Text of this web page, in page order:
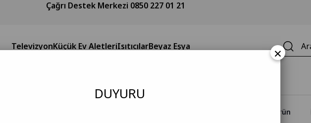
Çağrı Destek Merkezi 0850 227 01 21
TelevizyonKüçük Ev AletleriIsıtıcılarBeyaz Eşya
KÜÇÜK EV ALETLERİ
1 Ürün
×
DUYURU